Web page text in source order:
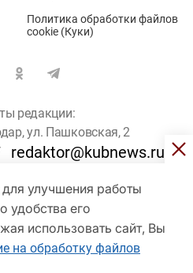
улучшения работы
удобства его
использовать сайт, Вы
на обработку файлов
Политика обработки файлов
cookie (Куки)
редакции:
ул. Пашковская, 2
redaktor@kubnews.ru
старше 16 лет
Новости, 2017
Федеральной
информационных технологий
Регистрационный